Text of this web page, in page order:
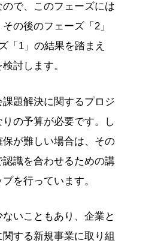
で、このフェーズには
の後のフェーズ「2」
「1」の結果を踏まえ
討します。
題解決に関するプロジ
の予算が必要です。し
が難しい場合は、その
識を合わせるための講
を行っています。
ないこともあり、企業と
する新規事業に取り組